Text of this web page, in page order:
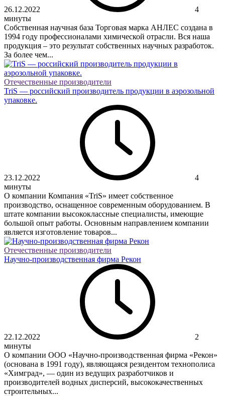
26.12.2022
4
минуты
Собственная научная база Торговая марка АНЛЕС создана в
1994 году профессионалами химической отрасли. Вся наша
продукция – это результат собственных научных разработок.
За более чем...
Отечественные производители
TriS — российский производитель продукции в аэрозольной
упаковке.
23.12.2022
4
минуты
О компании Компания «TriS» имеет собственное
производство, оснащенное современным оборудованием. В
штате компании высококлассные специалисты, имеющие
большой опыт работы. Основным направлением компании
является изготовление товаров...
Отечественные производители
Научно-производственная фирма Рекон
22.12.2022
2
минуты
О компании ООО «Научно-производственная фирма «Рекон»
(основана в 1991 году), являющаяся резидентом технополиса
«Химград», — один из ведущих разработчиков и
производителей водных дисперсий, высококачественных
строительных...